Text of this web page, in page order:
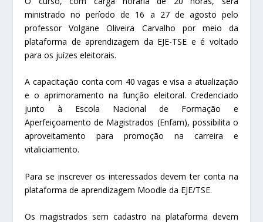
ministrado no período de 16 a 27 de agosto pelo
professor Volgane Oliveira Carvalho por meio da
plataforma de aprendizagem da EJE-TSE e é voltado
para os juízes eleitorais.
A capacitação conta com 40 vagas e visa a atualização
e o aprimoramento na função eleitoral. Credenciado
junto à Escola Nacional de Formação e
Aperfeiçoamento de Magistrados (Enfam), possibilita o
aproveitamento para promoção na carreira e
vitaliciamento.
Para se inscrever os interessados devem ter conta na
plataforma de aprendizagem Moodle da EJE/TSE.
Os magistrados sem cadastro na plataforma devem